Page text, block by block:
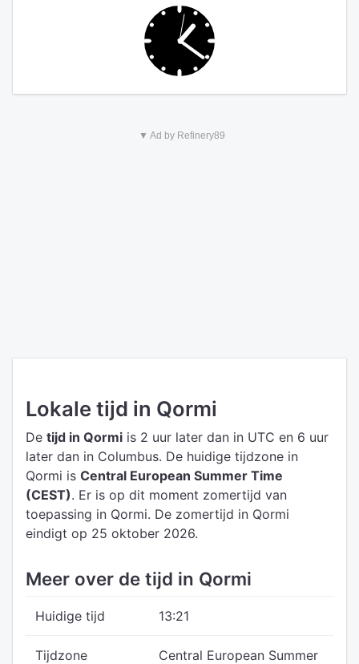
▼ Ad by Refinery89
Lokale tijd in Qormi
De tijd in Qormi is 2 uur later dan in UTC en 6 uur
later dan in Columbus. De huidige tijdzone in
Qormi is Central European Summer Time
(CEST). Er is op dit moment zomertijd van
toepassing in Qormi. De zomertijd in Qormi
eindigt op 25 oktober 2026.
Meer over de tijd in Qormi
Huidige tijd 13:21
Tijdzone
Central European Summer